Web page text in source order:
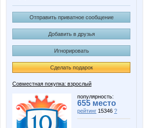
Отправить приватное сообщение
Добавить в друзья
Игнорировать
Сделать подарок
Совместная покупка: взрослый
популярность:
655 место
рейтинг 15346 ?